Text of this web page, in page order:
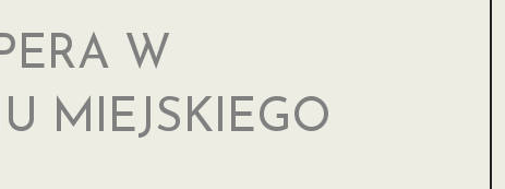
W
MIEJSKIEGO